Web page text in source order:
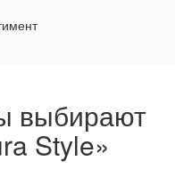
выбирают
Style»